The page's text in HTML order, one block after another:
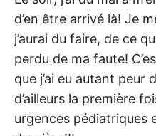
d’en être arrivé là! Je
j’aurai du faire, de ce
perdu de ma faute!
que j’ai eu autant peur
d’ailleurs la première
urgences pédiatriques